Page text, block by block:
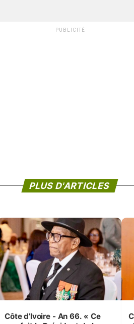
PUBLICITÉ
PLUS D'ARTICLES
Côte d’Ivoire - An 66. « Ce